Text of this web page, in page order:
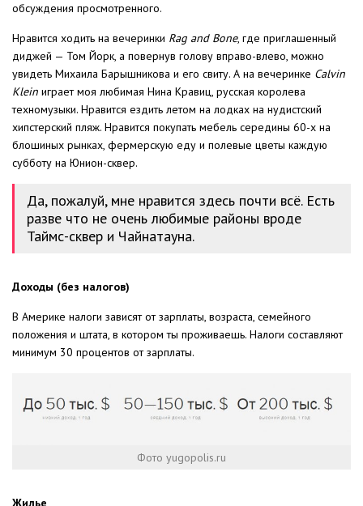
обсуждения просмотренного.
Нравится ходить на вечеринки Rag and Bone, где приглашенный
диджей — Том Йорк, а повернув голову вправо-влево, можно
увидеть Михаила Барышникова и его свиту. А на вечеринке Calvin
Klein играет моя любимая Нина Кравиц, русская королева
техномузыки. Нравится ездить летом на лодках на нудистский
хипстерский пляж. Нравится покупать мебель середины 60-х на
блошиных рынках, фермерскую еду и полевые цветы каждую
субботу на Юнион-сквер.
Да, пожалуй, мне нравится здесь почти всё. Есть
разве что не очень любимые районы вроде
Таймс-сквер и Чайнатауна.
Доходы (без налогов)
В Америке налоги зависят от зарплаты, возраста, семейного
положения и штата, в котором ты проживаешь. Налоги составляют
минимум 30 процентов от зарплаты.
Фото yugopolis.ru